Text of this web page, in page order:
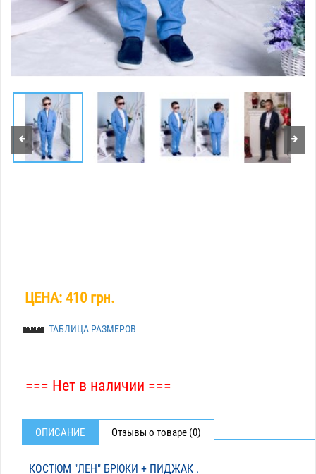
ЦЕНА: 410 грн.
ТАБЛИЦА РАЗМЕРОВ
=== Нет в наличии ===
ОПИСАНИЕ Отзывы о товаре (0)
КОСТЮМ "ЛЕН" БРЮКИ + ПИДЖАК .